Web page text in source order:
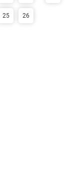
25 26